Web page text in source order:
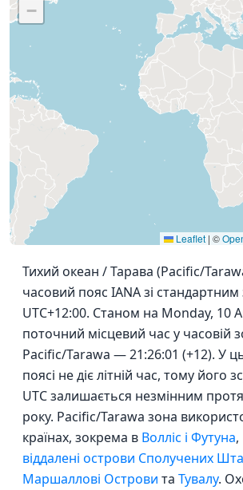
−
Leaflet | ©
Тихий океан / Тарава (Pacific/
часовий пояс IANA зі
UTC+12:00. Станом на Monday, 10
поточний місцевий час у часовій
Pacific/Tarawa — 21:26:01 (+12). У
поясі не діє літній час, тому його
UTC залишається незмінним
року. Pacific/Tarawa зона
країнах, зокрема в Волліс і Футуна,
віддалені острови Сполучених
Маршаллові Острови та Тувалу.